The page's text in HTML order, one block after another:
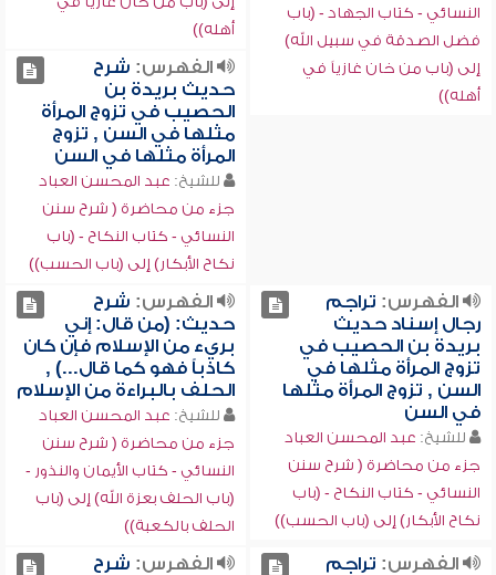
النسائي - كتاب الجهاد - (باب
فضل الصدقة في سبيل الله)
إلى (باب من خان غازياً في
أهله))
أهله))
الفهرس: شرح
حديث بريدة بن
الحصيب في تزوج المرأة
مثلها في السن , تزوج
المرأة مثلها في السن
للشيخ: عبد المحسن العباد
جزء من محاضرة ( شرح سنن
النسائي - كتاب النكاح - (باب
نكاح الأبكار) إلى (باب الحسب))
الفهرس: تراجم
رجال إسناد حديث
بريدة بن الحصيب في
تزوج المرأة مثلها في
السن , تزوج المرأة مثلها
في السن
للشيخ: عبد المحسن العباد
جزء من محاضرة ( شرح سنن
النسائي - كتاب النكاح - (باب
نكاح الأبكار) إلى (باب الحسب))
الفهرس: شرح
حديث: (من قال: إني
بريء من الإسلام فإن كان
كاذباً فهو كما قال...) ,
الحلف بالبراءة من الإسلام
للشيخ: عبد المحسن العباد
جزء من محاضرة ( شرح سنن
النسائي - كتاب الأيمان والنذور -
(باب الحلف بعزة الله) إلى (باب
الحلف بالكعبة))
الفهرس: تراجم
الفهرس: شرح